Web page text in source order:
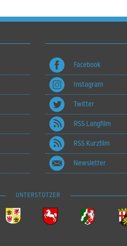
Facebook
Instagram
Twitter
RSS Langfilm
RSS Kurzfilm
Newsletter
UNTERSTÜTZER